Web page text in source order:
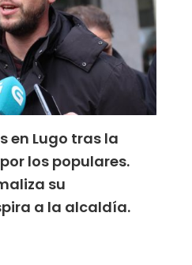
en Lugo tras la
los populares.
su
a la alcaldía.